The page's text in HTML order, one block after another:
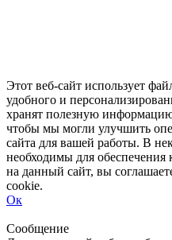
Этот веб-сайт использует
удобного и
хранят полезную
чтобы мы могли улучшить
сайта для вашей работы. В
необходимы для обеспечения
на данный сайт, вы
cookie.
Ок
Сообщение